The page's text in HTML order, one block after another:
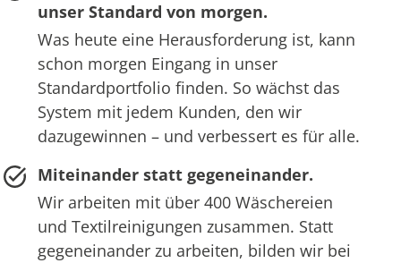
unser Standard von morgen.
Was heute eine Herausforderung ist, kann
schon morgen Eingang in unser
Standardportfolio finden. So wächst das
System mit jedem Kunden, den wir
dazugewinnen – und verbessert es für alle.
Miteinander statt gegeneinander.
Wir arbeiten mit über 400 Wäschereien
und Textilreinigungen zusammen. Statt
gegeneinander zu arbeiten, bilden wir bei